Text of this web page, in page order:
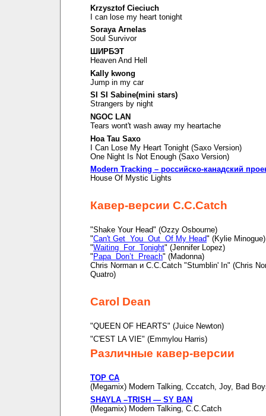
Krzysztof Cieciuch
I can lose my heart tonight
Soraya Arnelas
Soul Survivor
ШИРБЭТ
Heaven And Hell
Kally kwong
Jump in my car
SI SI Sabine(mini stars)
Strangers by night
NGOC LAN
Tears wont't wash away my heartache
Hoa Tau Saxo
I Can Lose My Heart Tonight (Saxo Version)
One Night Is Not Enough (Saxo Version)
Modern Tracking – российско-канадский
House Of Mystic Lights
Кавер-версии C.C.Catch
"Shake Your Head" (Ozzy Osbourne)
"Can't Get You Out Of My Head" (Kylie Minogue)
"Waiting For Tonight" (Jennifer Lopez)
" Papa Don’t Preach" (Madonna)
Chris Norman и C.C.Catch "Stumblin' In" (Chris
Quatro)
Carol Dean
"QUEEN OF HEARTS" (Juice Newton)
"C'EST LA VIE" (Emmylou Harris)
Различные кавер-версии
TOP CA
(Megamix) Modern Talking, Cccatch, Joy, Bad
SHAYLA –TRISH — SY BAN
(Megamix) Modern Talking, C.C.Catch